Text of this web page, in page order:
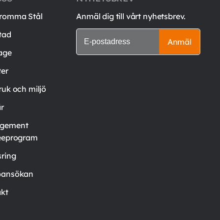
Stål
och miljö
Anmäl dig till vårt nyhetsbrev.
Anmäl